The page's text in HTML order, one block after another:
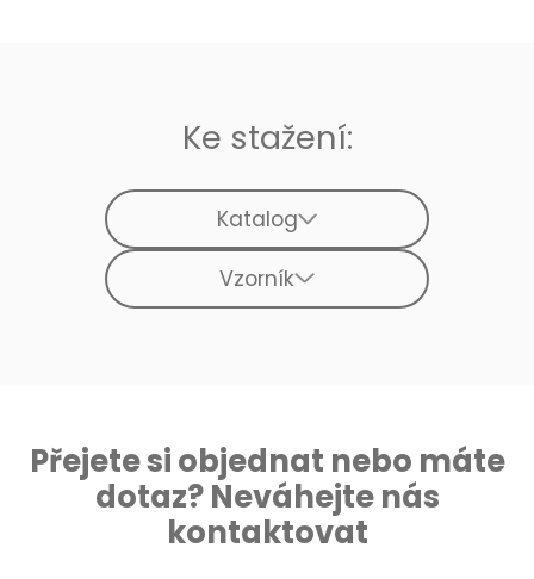
Ke stažení:
Katalog
Vzorník
Přejete si objednat nebo máte
dotaz? Neváhejte nás
kontaktovat